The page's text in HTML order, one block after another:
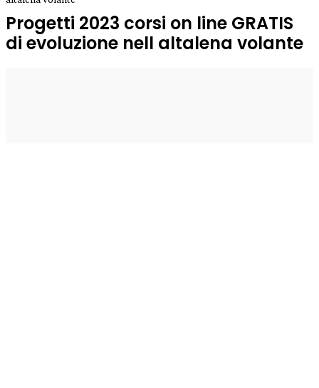
Progetti 2023 corsi on line GRATIS
di evoluzione nell altalena volante